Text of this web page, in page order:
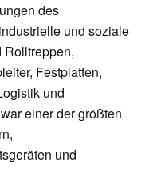
des
und soziale
Rolltreppen,
Festplatten,
und
einer der größten
und